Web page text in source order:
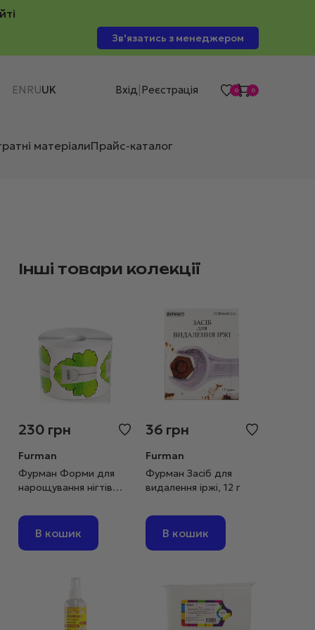
Зв'язатись з менеджером
EN RUUK Вхід Реєстрація 0 0
матеріалиПрайс-каталог
Інші товари колекції
230 грн
Furman
Фурман Форми для
нарощування нігтів
шт
В кошик
36 грн
Furman
Фурман Засіб для
видалення іржі, 12 г
В кошик